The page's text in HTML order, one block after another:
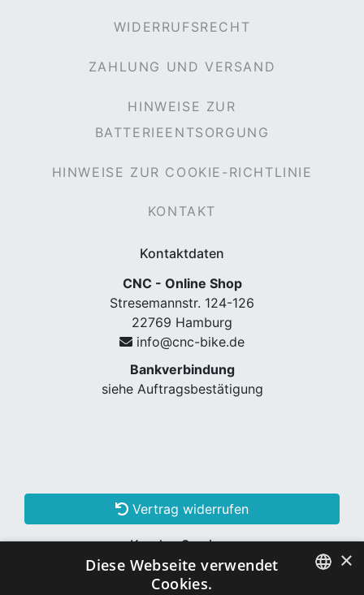
WIDERRUFSRECHT
ZAHLUNG UND VERSAND
HINWEISE ZUR
BATTERIEENTSORGUNG
HINWEISE ZUR COOKIE-RICHTLINIE
KONTAKT
Kontaktdaten
CNC - Online Shop
Stresemannstr. 124-126
22769 Hamburg
info@cnc-bike.de
Bankverbindung
siehe Auftragsbestätigung
Vertrag widerrufen
Kunden Services
Konto erstellen
×
Diese Webseite verwendet
Cookies.